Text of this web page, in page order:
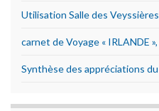
Utilisation Salle des Veyssières
carnet de Voyage « IRLANDE
Synthèse des appréciations